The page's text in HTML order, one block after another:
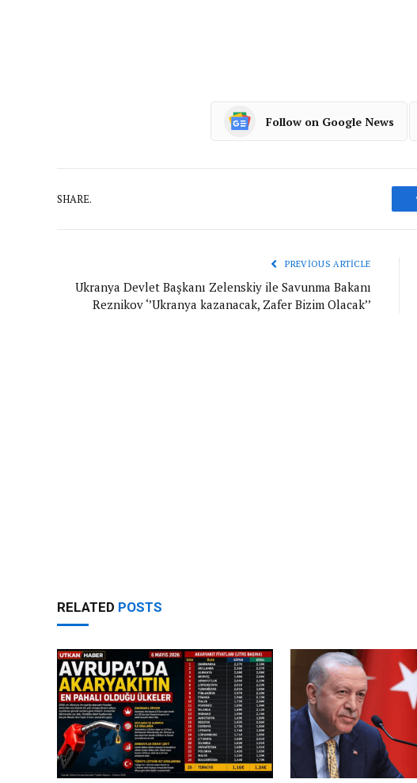
Follow on Google News
SHARE.
PREVIOUS ARTICLE
Ukranya Devlet Başkanı Zelenskiy ile Savunma Bakanı
Reznikov ‘’Ukranya kazanacak, Zafer Bizim Olacak’’
RELATED POSTS